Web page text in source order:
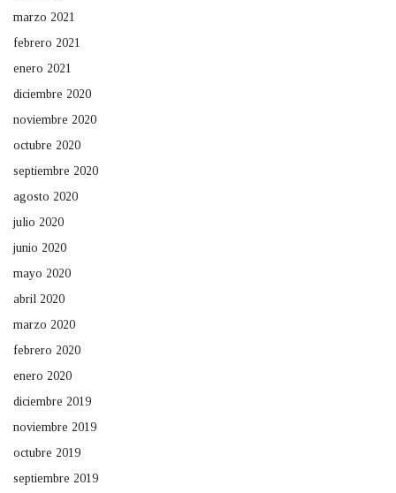
marzo 2021
febrero 2021
enero 2021
diciembre 2020
noviembre 2020
octubre 2020
septiembre 2020
agosto 2020
julio 2020
junio 2020
mayo 2020
abril 2020
marzo 2020
febrero 2020
enero 2020
diciembre 2019
noviembre 2019
octubre 2019
septiembre 2019